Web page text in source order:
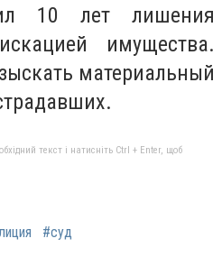
10 лет лишения
имущества.
материальный
текст і натисніть Ctrl + Enter, щоб
#суд